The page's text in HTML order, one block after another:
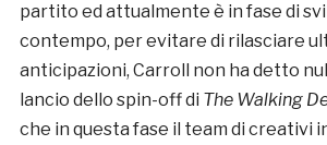
partito ed attualmente è in fase di
contempo, per evitare di rilasciare
anticipazioni, Carroll non ha detto
lancio dello spin-off di The Walking
che in questa fase il team di creativi